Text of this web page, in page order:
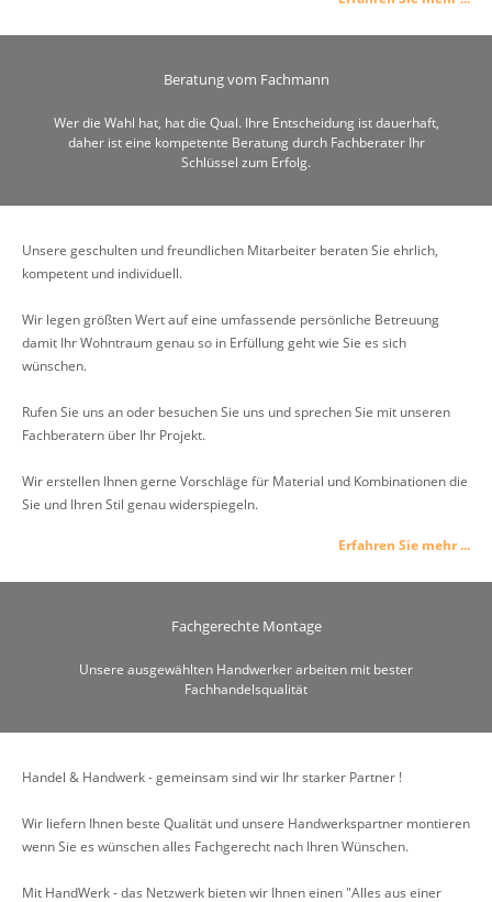
Beratung vom Fachmann
Wer die Wahl hat, hat die Qual. Ihre Entscheidung ist dauerhaft,
daher ist eine kompetente Beratung durch Fachberater Ihr
Schlüssel zum Erfolg.
Unsere geschulten und freundlichen Mitarbeiter beraten Sie ehrlich,
kompetent und individuell.
Wir legen größten Wert auf eine umfassende persönliche Betreuung
damit Ihr Wohntraum genau so in Erfüllung geht wie Sie es sich
wünschen.
Rufen Sie uns an oder besuchen Sie uns und sprechen Sie mit unseren
Fachberatern über Ihr Projekt.
Wir erstellen Ihnen gerne Vorschläge für Material und Kombinationen die
Sie und Ihren Stil genau widerspiegeln.
Erfahren Sie mehr ...
Fachgerechte Montage
Unsere ausgewählten Handwerker arbeiten mit bester
Fachhandelsqualität
Handel & Handwerk - gemeinsam sind wir Ihr starker Partner !
Wir liefern Ihnen beste Qualität und unsere Handwerkspartner montieren
wenn Sie es wünschen alles Fachgerecht nach Ihren Wünschen.
Mit HandWerk - das Netzwerk bieten wir Ihnen einen "Alles aus einer